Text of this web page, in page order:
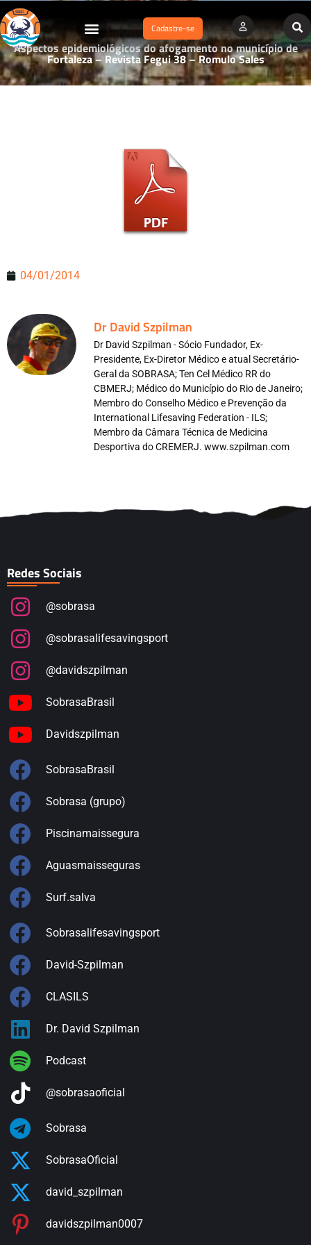
Cadastre-se
Aspectos epidemiológicos do afogamento no município de
Fortaleza – Revista Fegui 38 – Romulo Sales
04/01/2014
Dr David Szpilman
Dr David Szpilman - Sócio Fundador, Ex-
Presidente, Ex-Diretor Médico e atual Secretário-
Geral da SOBRASA; Ten Cel Médico RR do
CBMERJ; Médico do Município do Rio de Janeiro;
Membro do Conselho Médico e Prevenção da
International Lifesaving Federation - ILS;
Membro da Câmara Técnica de Medicina
Desportiva do CREMERJ. www.szpilman.com
Redes Sociais
@sobrasa
@sobrasalifesavingsport
@davidszpilman
SobrasaBrasil
Davidszpilman
SobrasaBrasil
Sobrasa (grupo)
Piscinamaissegura
Aguasmaisseguras
Surf.salva
Sobrasalifesavingsport
David-Szpilman
CLASILS
Dr. David Szpilman
Podcast
@sobrasaoficial
Sobrasa
SobrasaOficial
david_szpilman
davidszpilman0007